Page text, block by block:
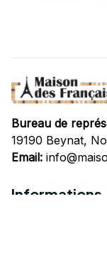
Bureau de
19190 Beynat,
Email:
Informations